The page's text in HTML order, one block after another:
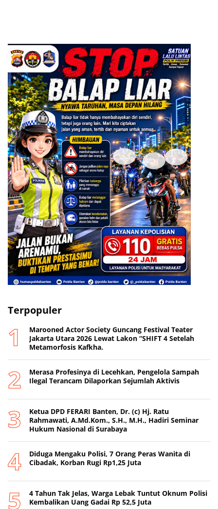
Terpopuler
Marooned Actor Society Guncang Festival Teater
Jakarta Utara 2026 Lewat Lakon “SHIFT 4 Setelah
Metamorfosis Kafkha.
Merasa Profesinya di Lecehkan, Pengelola Sampah
Ilegal Terancam Dilaporkan Sejumlah Aktivis
Ketua DPD FERARI Banten, Dr. (c) Hj. Ratu
Rahmawati, A.Md.Kom., S.H., M.H., Hadiri Seminar
Hukum Nasional di Surabaya
Diduga Mengaku Polisi, 7 Orang Peras Wanita di
Cibadak, Korban Rugi Rp1,25 Juta
4 Tahun Tak Jelas, Warga Lebak Tuntut Oknum Polisi
Kembalikan Uang Gadai Rp 52,5 Juta